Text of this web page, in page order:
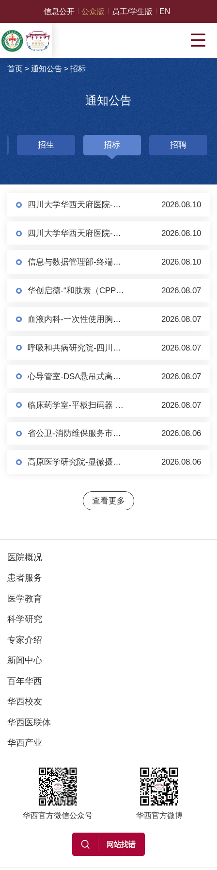
信息公开 公众版 员工/学生版 EN
首页 > 通知公告> 招标
通知公告
招生 招标 招聘
四川大学华西天府医院-医疗器械测试仪器1批市场调研 2026.08.10
四川大学华西天府医院-医疗器械加工器具1批市场调研 2026.08.10
信息与数据管理部-终端设备零配件购置市场调研（第二轮） 2026.08.10
华创启德-“和肽素（CPP）检测（化学发光法）试剂盒及配套设备”项目 采购公告（第二轮） 2026.08.07
血液内科-一次性使用胸骨穿刺针及套件（一次性骨髓穿刺包） 市场调研 2026.08.07
呼吸和共病研究院-四川大学华西医院百万人群队列研究信息系统 市场调研 2026.08.07
心导管室-DSA悬吊式高压注射（泵）系统 市场调研 2026.08.07
临床药学室-平板扫码器 市场调研 2026.08.07
省公卫-消防维保服务市场调研（第二轮） 2026.08.06
高原医学研究院-显微摄像系统（倒置） 市场调研 2026.08.06
查看更多
医院概况
患者服务
医学教育
科学研究
专家介绍
新闻中心
百年华西
华西校友
华西医联体
华西产业
华西官方微信公众号 华西官方微博